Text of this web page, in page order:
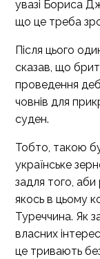
увазі Бориса
що це треба
Після цього
сказав, що
проведення
човнів для
суден.
Тобто, такою
українське
задля того,
якось в цьому
Туреччина. Як
власних
це тривають